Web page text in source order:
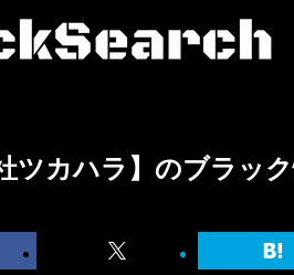
ツカハラ】のブラッ